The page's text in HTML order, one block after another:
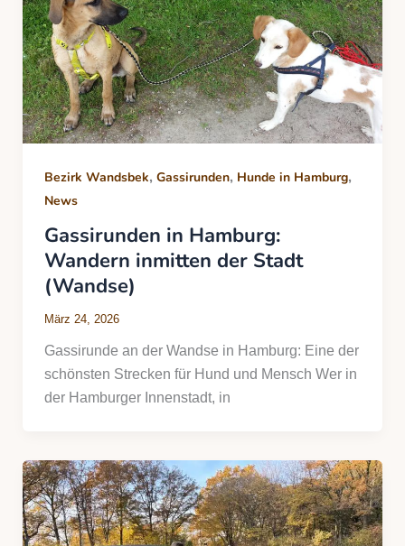
Bezirk Wandsbek, Gassirunden, Hunde in Hamburg,
News
Gassirunden in Hamburg:
Wandern inmitten der Stadt
(Wandse)
März 24, 2026
Gassirunde an der Wandse in Hamburg: Eine der
schönsten Strecken für Hund und Mensch Wer in
der Hamburger Innenstadt, in